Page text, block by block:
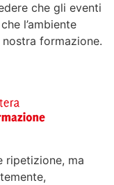
che gli eventi
l’ambiente
formazione.
ripetizione, ma